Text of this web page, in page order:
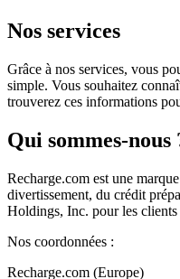
Nos services
Grâce à nos services, vous
simple. Vous souhaitez
trouverez ces informations
Qui sommes-nous
Recharge.com est une
divertissement, du crédit
Holdings, Inc. pour les
Nos coordonnées :
Recharge.com (Europe)